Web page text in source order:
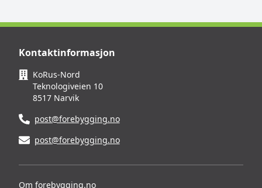
Kontaktinformasjon
KoRus-Nord
Teknologiveien 10
8517 Narvik
post@forebygging.no
post@forebygging.no
Om forebygging.no